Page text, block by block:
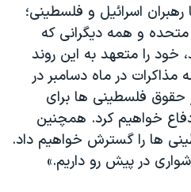
ایران
صلح
«سی‌پک»
رهبران اسرائيل و فلسطينی؛
و همه ديگرانی که
را متعهد به اين روند
مذاکرات در ماه دسامبر در
حقوق فلسطينی ها برای
خواهيم کرد. همچنين
ها را گسترش خواهيم داد.
در پيش رو داريم.»